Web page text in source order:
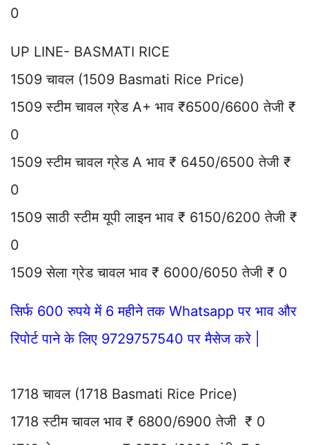
0
UP LINE- BASMATI RICE
1509 चावल (1509 Basmati Rice Price)
1509 स्टीम चावल ग्रेड A+ भाव ₹6500/6600 तेजी ₹
0
1509 स्टीम चावल ग्रेड A भाव ₹ 6450/6500 तेजी ₹
0
1509 साठी स्टीम यूपी लाइन भाव ₹ 6150/6200 तेजी ₹
0
1509 सेला ग्रेड चावल भाव ₹ 6000/6050 तेजी ₹ 0
सिर्फ 600 रुपये में 6 महीने तक Whatsapp पर भाव और
रिपोर्ट पाने के लिए 9729757540 पर मैसेज करे |
1718 चावल (1718 Basmati Rice Price)
1718 स्टीम चावल भाव ₹ 6800/6900 तेजी ₹ 0